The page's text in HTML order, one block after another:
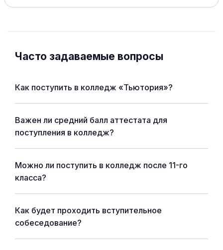
Часто задаваемые вопросы
Как поступить в колледж «Тьютория»?
Важен ли средний балл аттестата для
поступления в колледж?
Можно ли поступить в колледж после 11-го
класса?
Как будет проходить вступительное
собеседование?